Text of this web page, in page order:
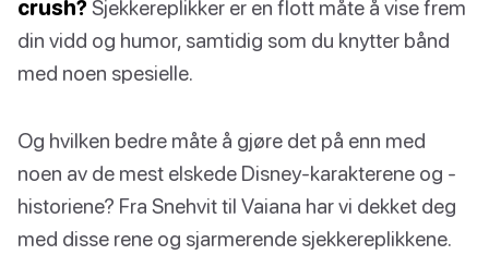
crush? Sjekkereplikker er en flott måte å vise frem
din vidd og humor, samtidig som du knytter bånd
med noen spesielle.
Og hvilken bedre måte å gjøre det på enn med
noen av de mest elskede Disney-karakterene og -
historiene? Fra Snehvit til Vaiana har vi dekket deg
med disse rene og sjarmerende sjekkereplikkene.